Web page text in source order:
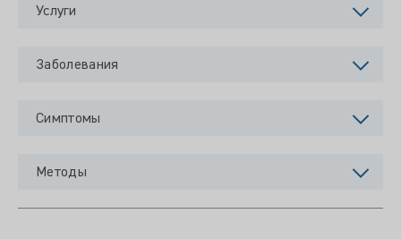
Услуги
Заболевания
Симптомы
Методы